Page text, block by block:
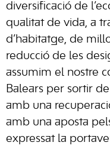
diversificació de
qualitat de vida, a
d’habitatge, de
reducció de les
assumim el nostre
Balears per sortir
amb una
amb una aposta
expressat la